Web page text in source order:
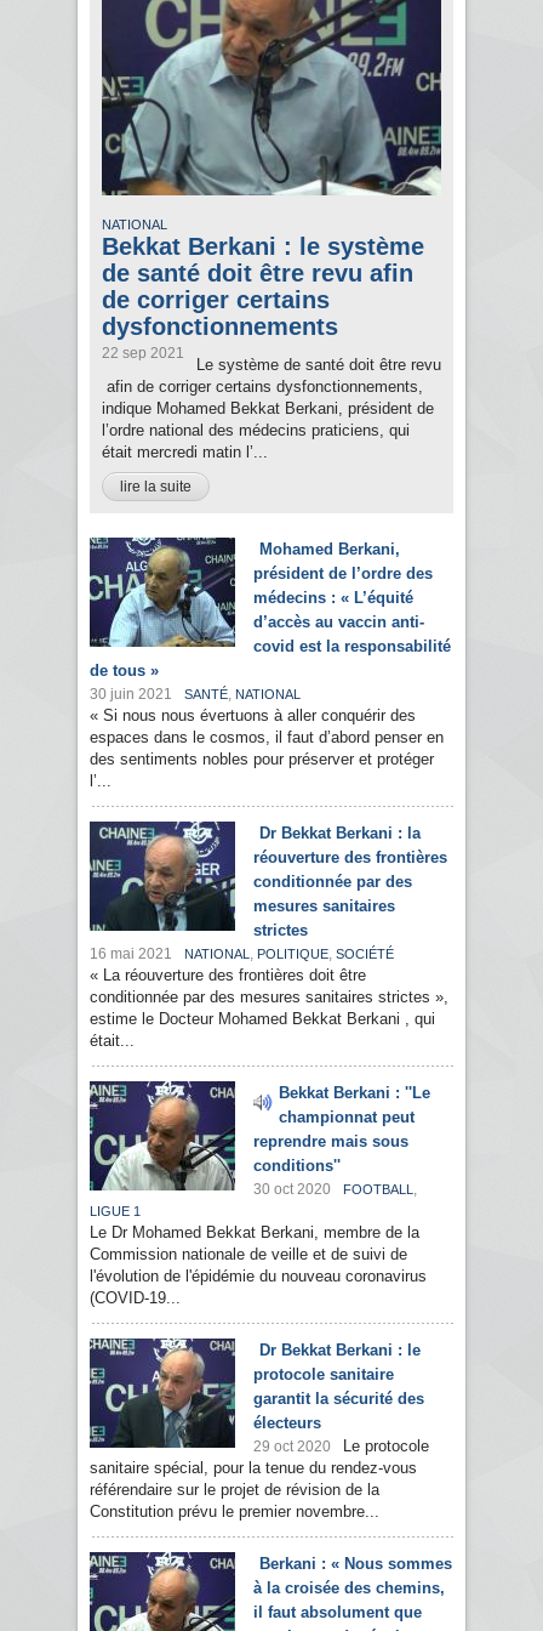
NATIONAL
Bekkat Berkani : le système
de santé doit être revu afin
de corriger certains
dysfonctionnements
22 sep 2021
Le système de santé doit être revu
afin de corriger certains dysfonctionnements,
indique Mohamed Bekkat Berkani, président de
l’ordre national des médecins praticiens, qui
était mercredi matin l’...
lire la suite
Mohamed Berkani,
président de l’ordre des
médecins : « L’équité
d’accès au vaccin anti-
covid est la responsabilité
de tous »
30 juin 2021 SANTÉ, NATIONAL
« Si nous nous évertuons à aller conquérir des
espaces dans le cosmos, il faut d’abord penser en
des sentiments nobles pour préserver et protéger
l’...
Dr Bekkat Berkani : la
réouverture des frontières
conditionnée par des
mesures sanitaires
strictes
16 mai 2021 NATIONAL , POLITIQUE, SOCIÉTÉ
« La réouverture des frontières doit être
conditionnée par des mesures sanitaires strictes »,
estime le Docteur Mohamed Bekkat Berkani , qui
était...
Bekkat Berkani : ''Le
championnat peut
reprendre mais sous
conditions''
30 oct 2020 FOOTBALL ,
LIGUE 1
Le Dr Mohamed Bekkat Berkani, membre de la
Commission nationale de veille et de suivi de
l'évolution de l'épidémie du nouveau coronavirus
(COVID-19...
Dr Bekkat Berkani : le
protocole sanitaire
garantit la sécurité des
électeurs
29 oct 2020
Le protocole
sanitaire spécial, pour la tenue du rendez-vous
référendaire sur le projet de révision de la
Constitution prévu le premier novembre...
Berkani : « Nous sommes
à la croisée des chemins,
il faut absolument que